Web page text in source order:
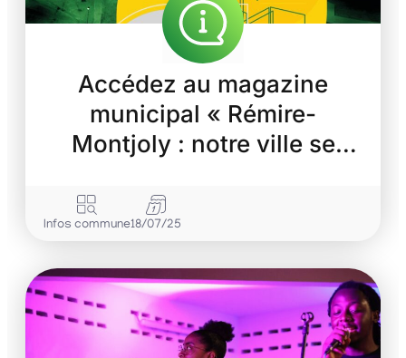
Accédez au magazine
municipal « Rémire-
Montjoly : notre ville se
Infos commune18/07/25